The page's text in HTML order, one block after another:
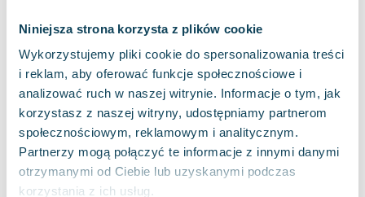
Niniejsza strona korzysta z plików cookie
Wykorzystujemy pliki cookie do spersonalizowania treści
i reklam, aby oferować funkcje społecznościowe i
analizować ruch w naszej witrynie. Informacje o tym, jak
korzystasz z naszej witryny, udostępniamy partnerom
społecznościowym, reklamowym i analitycznym.
Partnerzy mogą połączyć te informacje z innymi danymi
otrzymanymi od Ciebie lub uzyskanymi podczas
korzystania z ich usług.
Janina Zającówna
Eric Helms
Anna Prus (oprac.)
Nela Mała Reporterka
Agnieszka Maciąg
Barbara Wrzesińska
Terry Pratchett
Virginia Woolf